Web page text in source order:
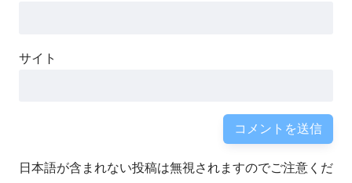
サイト
日本語が含まれない投稿は無視されますのでご注意くだ